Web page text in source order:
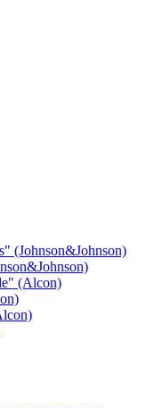
(Johnson&Johnson)
(Alcon)